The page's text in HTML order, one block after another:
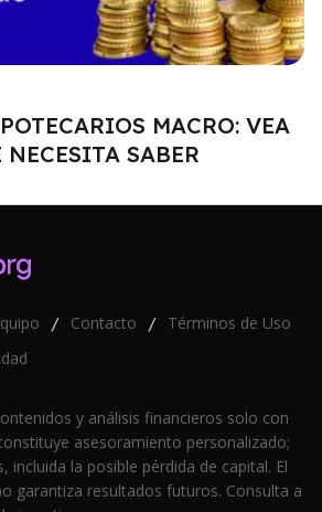
MACRO: VEA
SABER
/ Contacto / Términos de Uso
y análisis financieros solo con
asesoramiento personalizado;
incluida la posible pérdida de capital. El
garantiza resultados futuros. Consulta a